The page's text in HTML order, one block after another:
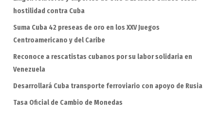
hostilidad contra Cuba
Suma Cuba 42 preseas de oro en los XXV Juegos
Centroamericano y del Caribe
Reconoce a rescatistas cubanos por su labor solidaria en
Venezuela
Desarrollará Cuba transporte ferroviario con apoyo de Rusia
Tasa Oficial de Cambio de Monedas